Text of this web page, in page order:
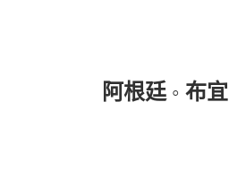
阿根廷 ◦ 布